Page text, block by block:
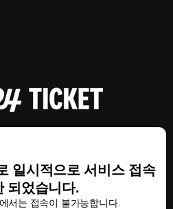
일시적으로 서비스 접속
되었습니다.
서는 접속이 불가능합니다.